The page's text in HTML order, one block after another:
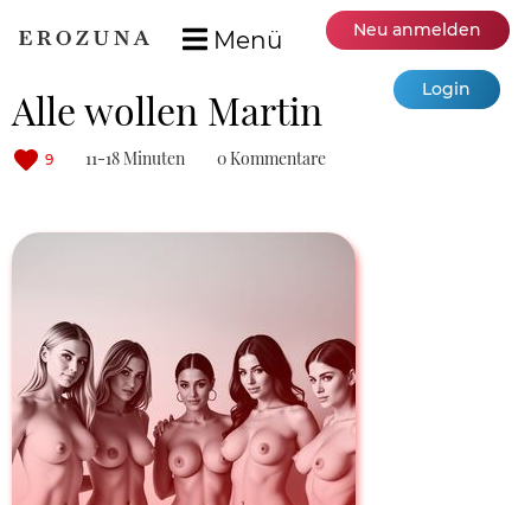
Menü Neu anmelden
Login
Alle wollen Martin
9 11-18 Minuten 0 Kommentare